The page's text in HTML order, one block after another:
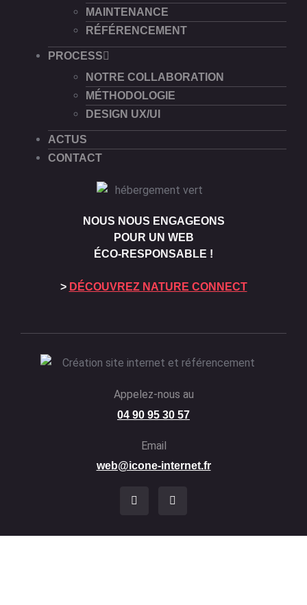
MAINTENANCE
RÉFÉRENCEMENT
PROCESS
NOTRE COLLABORATION
MÉTHODOLOGIE
DESIGN UX/UI
ACTUS
CONTACT
NOUS NOUS ENGAGEONS
POUR UN WEB
ÉCO-RESPONSABLE !
> DÉCOUVREZ NATURE CONNECT
Appelez-nous au
04 90 95 30 57
Email
web@icone-internet.fr